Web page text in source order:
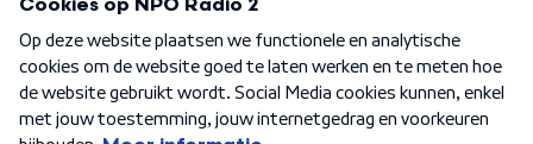
Algemene voorwaarden